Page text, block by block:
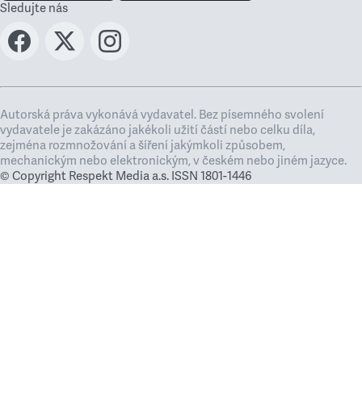
Sledujte nás
Autorská práva vykonává vydavatel. Bez písemného svolení
vydavatele je zakázáno jakékoli užití částí nebo celku díla,
zejména rozmnožování a šíření jakýmkoli způsobem,
mechanickým nebo elektronickým, v českém nebo jiném jazyce.
© Copyright Respekt Media a.s. ISSN 1801-1446